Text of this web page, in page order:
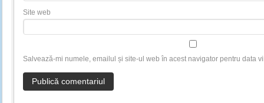
Site web
Salvează-mi numele, emailul și site-ul web în acest navigator pentru data